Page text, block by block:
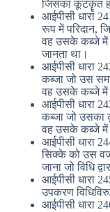
जिसका कूटकॄत
आईपीसी धारा
रूप में परिदान,
वह उसके कब्जे में
जानता था।
आईपीसी धारा
कब्जा जो उस
वह उसके कब्जे में
आईपीसी धारा
कब्जा जो उसका
वह उसके कब्जे में
आईपीसी धारा
सिक्के को उस
जाना जो विधि
आईपीसी धारा
उपकरण
आईपीसी धारा